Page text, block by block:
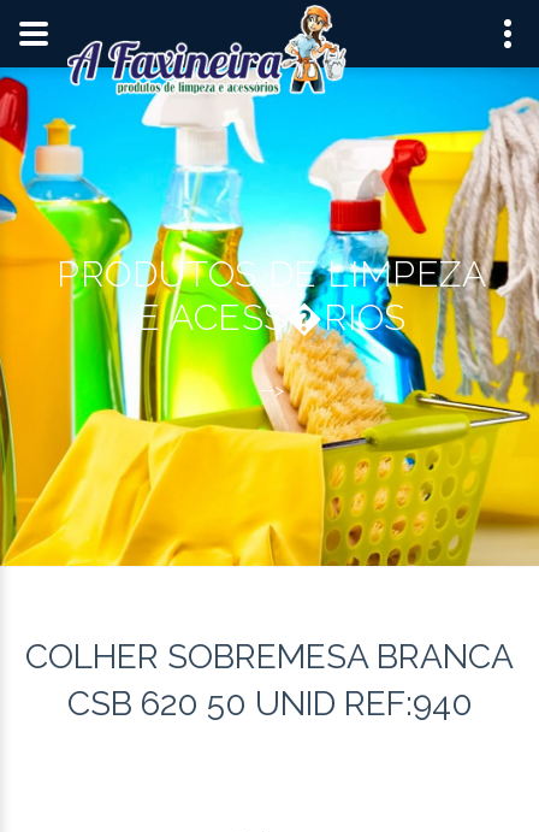
PRODUTOS DE LIMPEZA
E ACESS�RIOS
-->
COLHER SOBREMESA BRANCA
CSB 620 50 UNID REF:940